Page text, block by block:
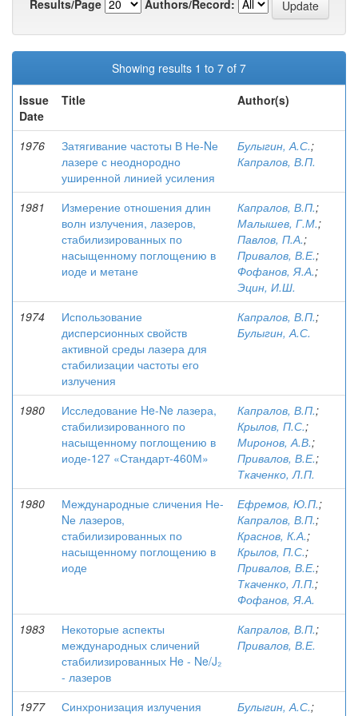
Results/Page
Authors/Record:
Showing results 1 to 7 of 7
Issue
Date
Title Author(s)
1976
Затягивание частоты В Не-Nе
лазере с неоднородно
уширенной линией усиления
Булыгин, А.С.;
Капралов, В.П.
1981
Измерение отношения длин
волн излучения, лазеров,
стабилизированных по
насыщенному поглощению в
иоде и метане
Капралов, В.П.;
Малышев, Г.М.;
Павлов, П.А.;
Привалов, В.Е.;
Фофанов, Я.А.;
Эцин, И.Ш.
1974
Использование
дисперсионных свойств
активной среды лазера для
стабилизации частоты его
излучения
Капралов, В.П.;
Булыгин, А.С.
1980
Исследование He-Ne лазера,
стабилизированного по
насыщенному поглощению в
иоде-127 «Стандарт-460М»
Капралов, В.П.;
Крылов, П.С.;
Миронов, А.В.;
Привалов, В.Е.;
Ткаченко, Л.П.
1980
Международные сличения Не-
Nе лазеров,
стабилизированных по
насыщенному поглощению в
иоде
Ефремов, Ю.П.;
Капралов, В.П.;
Краснов, К.А.;
Крылов, П.С.;
Привалов, В.Е.;
Ткаченко, Л.П.;
Фофанов, Я.А.
1983
Некоторые аспекты
международных сличений
стабилизированных He - Ne/J₂
- лазеров
Капралов, В.П.;
Привалов, В.Е.
1977
Синхронизация излучения
Булыгин, А.С.;